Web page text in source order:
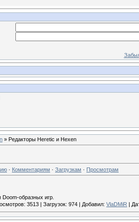
» Редакторы Heretic и Hexen
· Комментариям · Загрузкам · Просмотрам
образных игр.
3513 Загрузок: 974 Добавил: VlaDMiR